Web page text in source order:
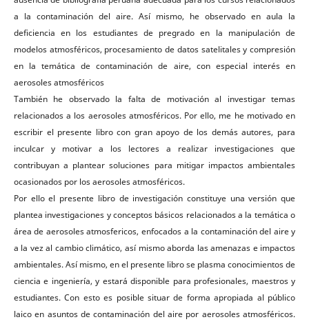
a la contaminación del aire. Así mismo, he observado en aula la
deficiencia en los estudiantes de pregrado en la manipulación de
modelos atmosféricos, procesamiento de datos satelitales y compresión
en la temática de contaminación de aire, con especial interés en
aerosoles atmosféricos
También he observado la falta de motivación al investigar temas
relacionados a los aerosoles atmosféricos. Por ello, me he motivado en
escribir el presente libro con gran apoyo de los demás autores, para
inculcar y motivar a los lectores a realizar investigaciones que
contribuyan a plantear soluciones para mitigar impactos ambientales
ocasionados por los aerosoles atmosféricos.
Por ello el presente libro de investigación constituye una versión que
plantea investigaciones y conceptos básicos relacionados a la temática o
área de aerosoles atmosfericos, enfocados a la contaminación del aire y
a la vez al cambio climático, así mismo aborda las amenazas e impactos
ambientales. Así mismo, en el presente libro se plasma conocimientos de
ciencia e ingeniería, y estará disponible para profesionales, maestros y
estudiantes. Con esto es posible situar de forma apropiada al público
laico en asuntos de contaminación del aire por aerosoles atmosféricos.